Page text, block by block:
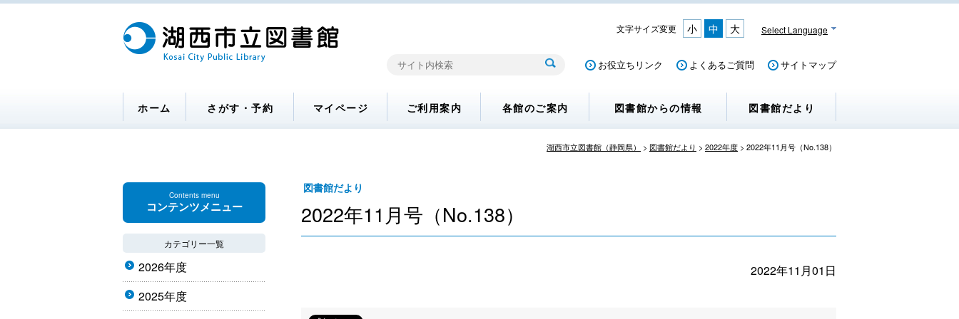
文字サイズ変更 小 中 大 Select Language
お役立ちリンク よくあるご質問 サイトマップ
ホーム さがす・予約 マイページ ご利用案内 各館のご案内 図書館からの情報 図書館だより
湖西市立図書館（静岡県） > 図書館だより > 2022年度 > 2022年11月号（No.138）
図書館だより
2022年11月号（No.138）
2022年11月01日
Contents menu
コンテンツメニュー
カテゴリー一覧
2026年度
2025年度